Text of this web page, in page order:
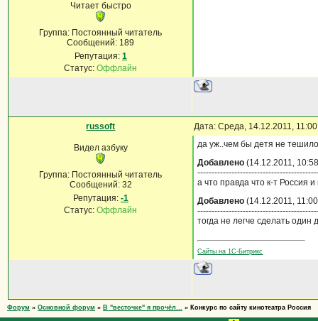
Читает быстро
Группа: Постоянный читатель
Сообщений: 189
Репутация: 1
Статус:Оффлайн
russoft Дата: Среда, 14.12.2011,
Видел азбуку
Группа: Постоянный читатель
Сообщений: 32
Репутация: -1
Статус:Оффлайн
да уж..чем бы детя не
Добавлено (14.12.2011,
а что правда что к-т Россия
Добавлено (14.12.2011,
тогда не легче сделать
Сайты на 1С-Битрикс
Форум » Основной форум » В "весточке" я прочёл... » Конкурс по сайту кинотеатра Россия